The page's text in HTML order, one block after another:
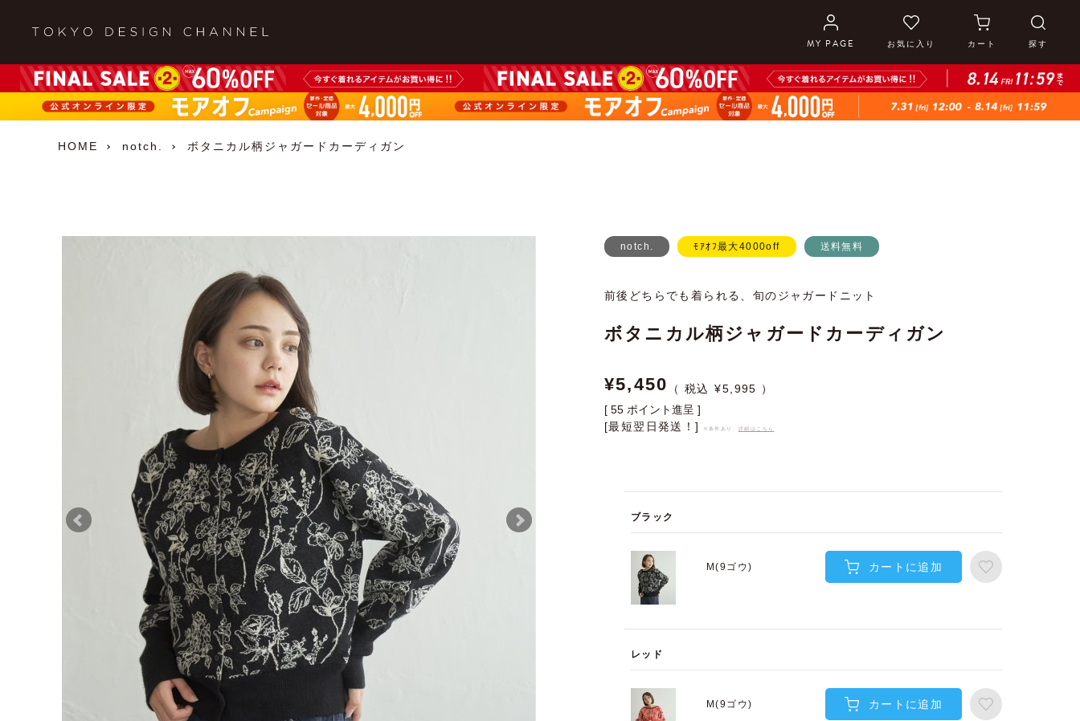
MY PAGE お気に入り カート 探す
HOME notch. ボタニカル柄ジャガードカーディガン
notch. ﾓｱｵﾌ最大4000off 送料無料
前後どちらでも着られる、旬のジャガードニット
ボタニカル柄ジャガードカーディガン
¥5,450 ¥5,995
[ 55 ポイント進呈 ]
[最短翌日発送！]
※条件あり、 詳細はこちら
ブラック
M(9ゴウ) カートに追加
レッド
M(9ゴウ) カートに追加